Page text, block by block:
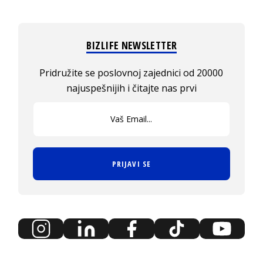
BIZLIFE NEWSLETTER
Pridružite se poslovnoj zajednici od 20000
najuspešnijih i čitajte nas prvi
PRIJAVI SE